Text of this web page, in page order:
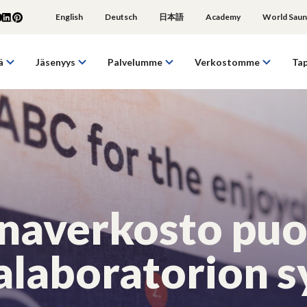
English Deutsch 日本語 Academy World
Jäsenyys Palvelumme Verkostomme